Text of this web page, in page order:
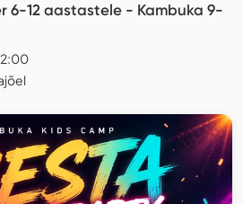
6-12 aastastele - Kambuka 9-